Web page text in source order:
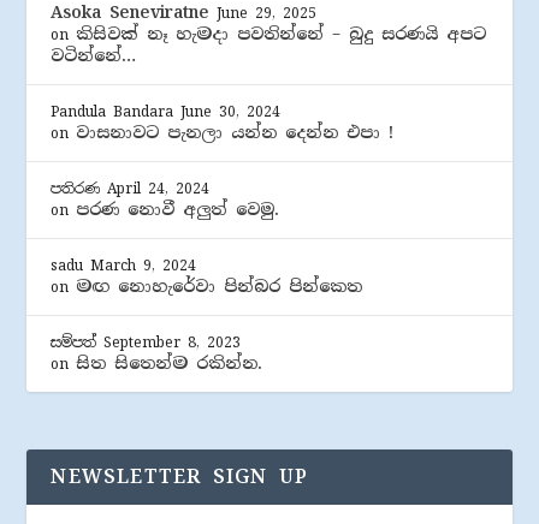
Asoka Seneviratne June 29, 2025
on කිසිවක් නෑ හැමදා පවතින්නේ – බුදු සරණයි අපට
වටින්නේ…
Pandula Bandara June 30, 2024
on වාසනාවට පැනලා යන්න දෙන්න එපා !
පතිරණ April 24, 2024
on පරණ නොවී අලුත් වෙමු.
sadu March 9, 2024
on මඟ නොහැරේවා පින්බර පින්කෙත
සම්පත් September 8, 2023
onසිත සිතෙන්ම රකින්න.
NEWSLETTER SIGN UP